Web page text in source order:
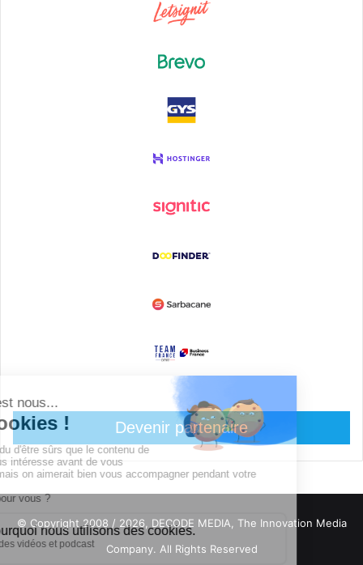
Devenir partenaire
© Copyright 2008 / 2026, DECODE MEDIA, The Innovation Media
Company. All Rights Reserved